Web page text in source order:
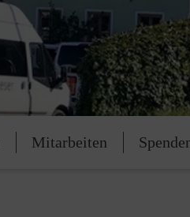
Mitarbeiten